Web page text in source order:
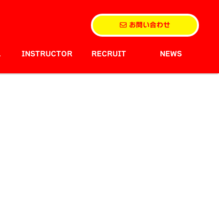
お問い合わせ
INSTRUCTOR RECRUIT NEWS